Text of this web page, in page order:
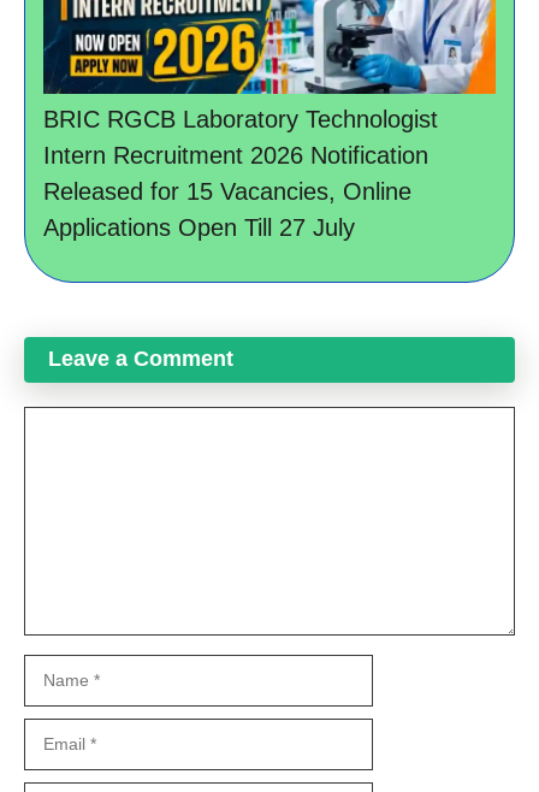
BRIC RGCB Laboratory Technologist
Intern Recruitment 2026 Notification
Released for 15 Vacancies, Online
Applications Open Till 27 July
Leave a Comment